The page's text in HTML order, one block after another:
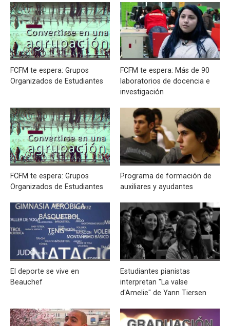
FCFM te espera: Grupos
Organizados de Estudiantes
FCFM te espera: Más de 90
laboratorios de docencia e
investigación
FCFM te espera: Grupos
Organizados de Estudiantes
Programa de formación de
auxiliares y ayudantes
El deporte se vive en
Beauchef
Estudiantes pianistas
interpretan "La valse
d'Amelie" de Yann Tiersen